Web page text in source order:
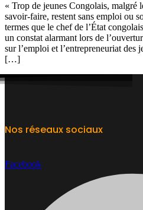
« Trop de jeunes Congolais, malgré
savoir-faire, restent sans emploi ou
termes que le chef de l’État
un constat alarmant lors de
sur l’emploi et l’entrepreneuriat des
[…]
Nos réseaux sociaux
Facebook